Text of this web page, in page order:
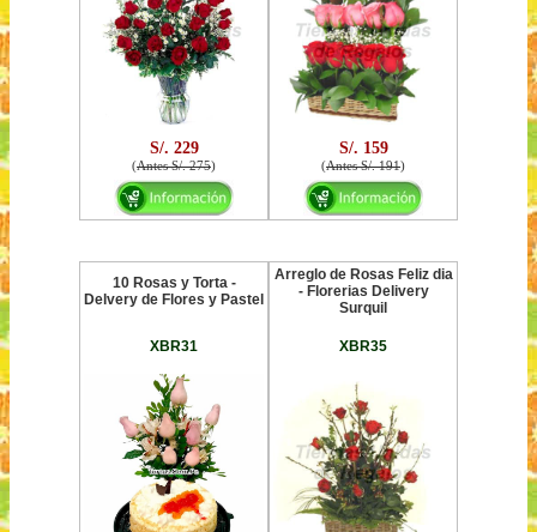
S/. 229
(Antes S/. 275)
S/. 159
(Antes S/. 191)
10 Rosas y Torta -
Delvery de Flores y Pastel
XBR31
Arreglo de Rosas Feliz dia
- Florerias Delivery
Surquil
XBR35